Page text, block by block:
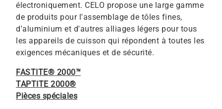
électroniquement. CELO propose une large gamme
de produits pour l'assemblage de tôles fines,
d'aluminium et d'autres alliages légers pour tous
les appareils de cuisson qui répondent à toutes les
exigences mécaniques et de sécurité.
FASTITE® 2000™
TAPTITE 2000®
Pièces spéciales